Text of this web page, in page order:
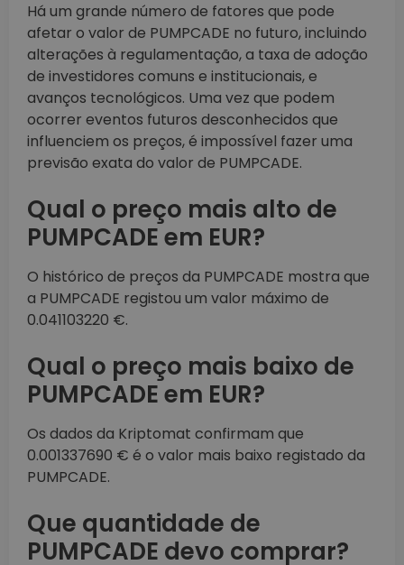
Há um grande número de fatores que pode
afetar o valor de PUMPCADE no futuro, incluindo
alterações à regulamentação, a taxa de adoção
de investidores comuns e institucionais, e
avanços tecnológicos. Uma vez que podem
ocorrer eventos futuros desconhecidos que
influenciem os preços, é impossível fazer uma
previsão exata do valor de PUMPCADE.
Qual o preço mais alto de
PUMPCADE em EUR?
O histórico de preços da PUMPCADE mostra que
a PUMPCADE registou um valor máximo de
0.041103220 €.
Qual o preço mais baixo de
PUMPCADE em EUR?
Os dados da Kriptomat confirmam que
0.001337690 € é o valor mais baixo registado da
PUMPCADE.
Que quantidade de
PUMPCADE devo comprar?